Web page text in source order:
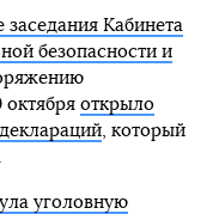
заседания Кабинета
безопасности и
открыло
, который
уголовную